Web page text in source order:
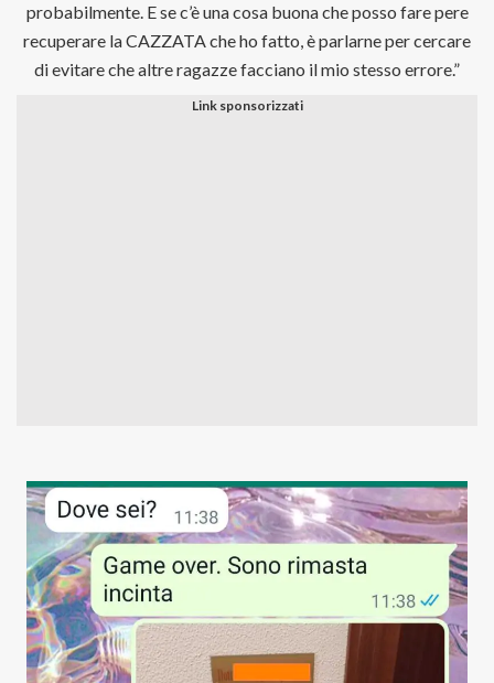
probabilmente. E se c’è una cosa buona che posso fare pere
recuperare la CAZZATA che ho fatto, è parlarne per cercare
di evitare che altre ragazze facciano il mio stesso errore.”